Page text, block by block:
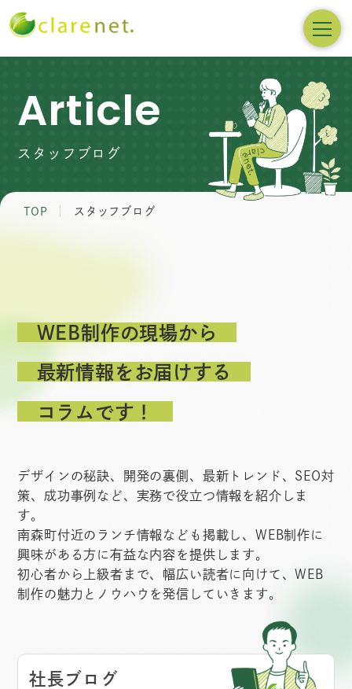
Article
スタッフブログ
TOP スタッフブログ
WEB制作の現場から
最新情報をお届けする
コラムです！
デザインの秘訣、開発の裏側、最新トレンド、SEO対
策、成功事例など、実務で役立つ情報を紹介しま
す。
南森町付近のランチ情報なども掲載し、WEB制作に
興味がある方に有益な内容を提供します。
初心者から上級者まで、幅広い読者に向けて、WEB
制作の魅力とノウハウを発信していきます。
社長ブログ